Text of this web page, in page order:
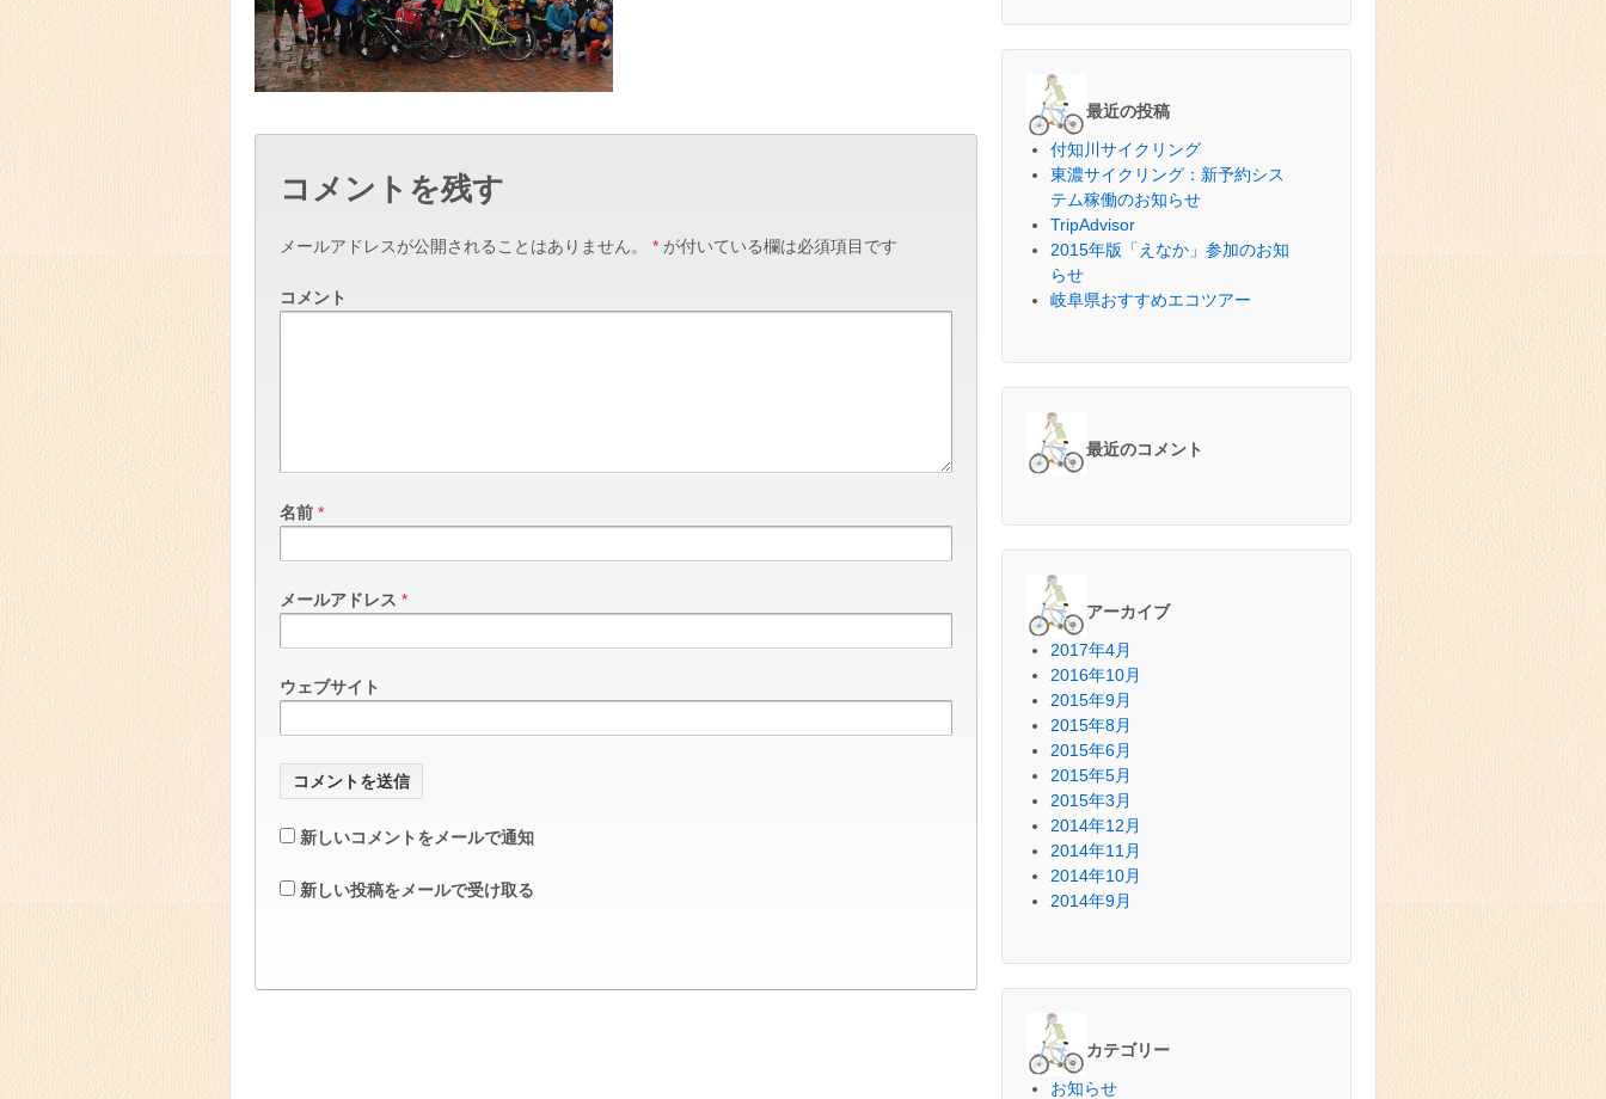
コメントを残す
メールアドレスが公開されることはありません。 * が付いている欄は必須項目です
コメント
名前 *
メールアドレス *
ウェブサイト
新しいコメントをメールで通知
新しい投稿をメールで受け取る
最近の投稿
付知川サイクリング
東濃サイクリング：新予約シス
テム稼働のお知らせ
TripAdvisor
2015年版「えなか」参加のお知
らせ
岐阜県おすすめエコツアー
最近のコメント
アーカイブ
2017年4月
2016年10月
2015年9月
2015年8月
2015年6月
2015年5月
2015年3月
2014年12月
2014年11月
2014年10月
2014年9月
カテゴリー
お知らせ